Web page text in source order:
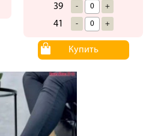
39 - +
41 - +
Купить